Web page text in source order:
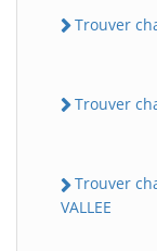
Trouver
Trouver
Trouver
VALLEE